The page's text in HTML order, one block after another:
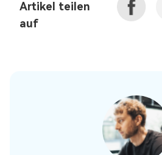
Artikel teilen
auf